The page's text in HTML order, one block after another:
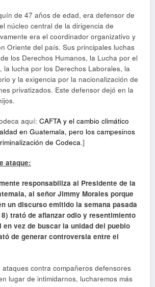
de 47 años de edad, era defensor de
núcleo central de la dirigencia de
era el coordinador organizativo y
Oriente del país. Sus principales luchas
los Derechos Humanos, la Lucha por el
la lucha por los Derechos Laborales, la
y la exigencia por la nacionalización de
privatizados. Este defensor dejó en la
aquí: CAFTA y el cambio climático
en Guatemala, pero los campesinos
de Codeca.]
ataque:
responsabiliza al Presidente de la
al señor Jimmy Morales porque
un discurso emitido la semana pasada
trató de afianzar odio y resentimiento
en vez de buscar la unidad del pueblo
de generar controversia entre el
contra compañeros defensores
lugar de intimidarnos, lucharemos más